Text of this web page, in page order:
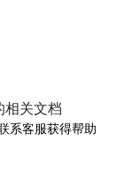
相关文档
系客服获得帮助